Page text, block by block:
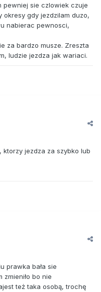
pewniej sie czlowiek czuje
okresy gdy jezdzilam duzo,
nabierac pewnosci,
za bardzo musze. Zreszta
ludzie jezdza jak wariaci.
ktorzy jezdza za szybko lub
prawka bała sie
bo nie
też taka osobą, trochę